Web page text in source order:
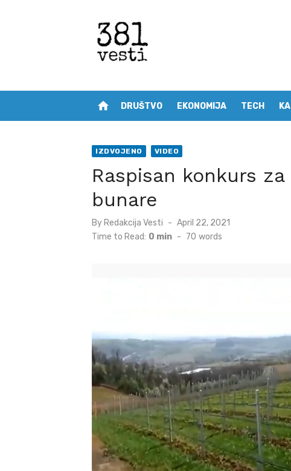
home DRUŠTVO EKONOMIJA TECH
IZDVOJENO VIDEO
Raspisan konkurs
bunare
By Redakcija Vesti
Posted
April 22, 2021
Time to Read: 0 min - 70 words